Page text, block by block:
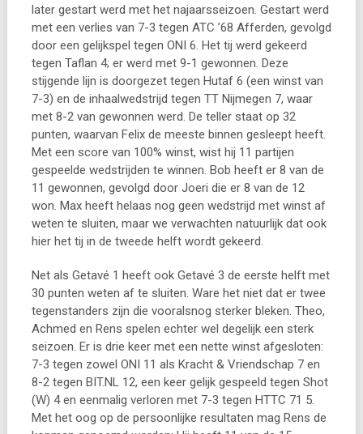
later gestart werd met het najaarsseizoen. Gestart werd
met een verlies van 7-3 tegen ATC ’68 Afferden, gevolgd
door een gelijkspel tegen ONI 6. Het tij werd gekeerd
tegen Taflan 4; er werd met 9-1 gewonnen. Deze
stijgende lijn is doorgezet tegen Hutaf 6 (een winst van
7-3) en de inhaalwedstrijd tegen TT Nijmegen 7, waar
met 8-2 van gewonnen werd. De teller staat op 32
punten, waarvan Felix de meeste binnen gesleept heeft.
Met een score van 100% winst, wist hij 11 partijen
gespeelde wedstrijden te winnen. Bob heeft er 8 van de
11 gewonnen, gevolgd door Joeri die er 8 van de 12
won. Max heeft helaas nog geen wedstrijd met winst af
weten te sluiten, maar we verwachten natuurlijk dat ook
hier het tij in de tweede helft wordt gekeerd.
Net als Getavé 1 heeft ook Getavé 3 de eerste helft met
30 punten weten af te sluiten. Ware het niet dat er twee
tegenstanders zijn die vooralsnog sterker bleken. Theo,
Achmed en Rens spelen echter wel degelijk een sterk
seizoen. Er is drie keer met een nette winst afgesloten:
7-3 tegen zowel ONI 11 als Kracht & Vriendschap 7 en
8-2 tegen BIT.NL 12, een keer gelijk gespeeld tegen Shot
(W) 4 en eenmalig verloren met 7-3 tegen HTTC 71 5.
Met het oog op de persoonlijke resultaten mag Rens de